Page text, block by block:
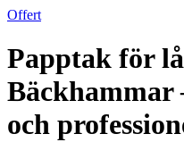
Offert
Papptak för
och